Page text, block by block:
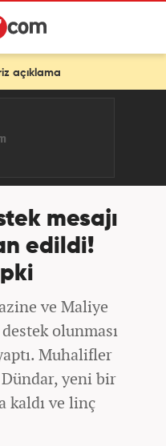
mesajı
edildi!
ve Maliye
olunması
Muhalifler
yeni bir
kaldı ve linç